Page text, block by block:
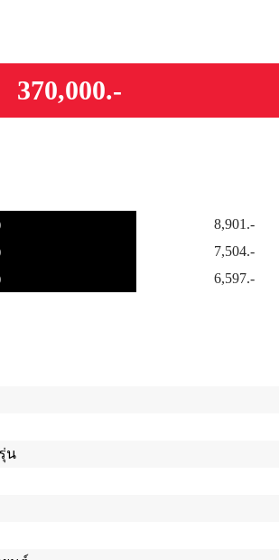
370,000.-
8,901.-
7,504.-
6,597.-
น